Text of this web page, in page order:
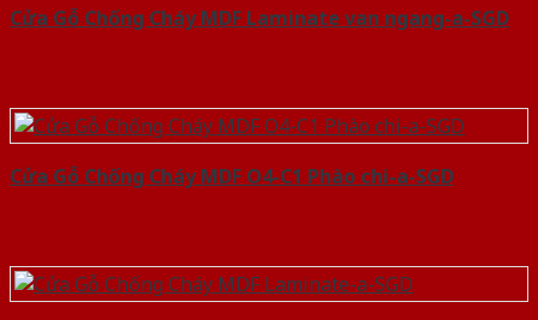
Cửa Gỗ Chống Cháy MDF Laminate van ngang-a-SGD
Cửa Gỗ Chống Cháy MDF O4-C1 Phào chi-a-SGD